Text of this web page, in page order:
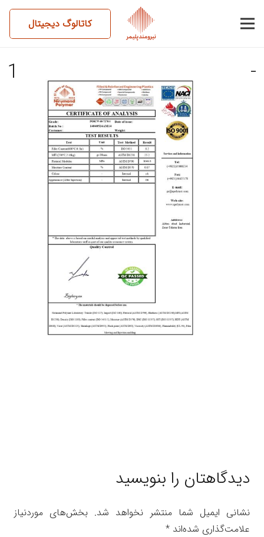
کاتالوگ دیجیتال
14040524AM14-PO8CW-60-
7170-4
دیدگاهتان را بنویسید
نشانی ایمیل شما منتشر نخواهد شد. بخش‌های موردنیاز
علامت‌گذاری شده‌اند *